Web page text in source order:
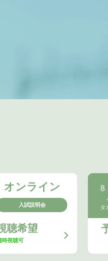
オンライン
入試説明会
聴希望
時視聴可
8
タ